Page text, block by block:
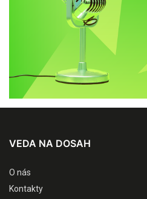
VEDA NA DOSAH
O nás
Kontakty